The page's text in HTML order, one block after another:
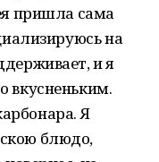
пришла сама
на
и я
вкусненьким.
Я
блюдо,